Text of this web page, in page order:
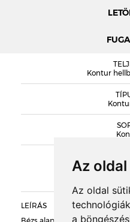
Az
Az oldal
a
Kontur
LEÍRÁS
DOBOZOLÁS
TÖMEG
RAKLAPTÖMEG
DARABSÚLY
STRÖHER
STRÖHER